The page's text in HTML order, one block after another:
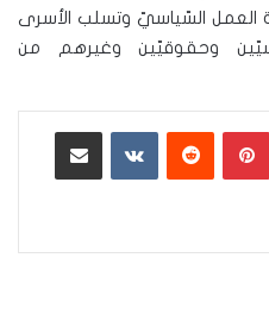
العمل السّياسيّ وتسلب الأسرى
وحقوقيّين وغيرهم من
بينتيريست ‏VKontakte